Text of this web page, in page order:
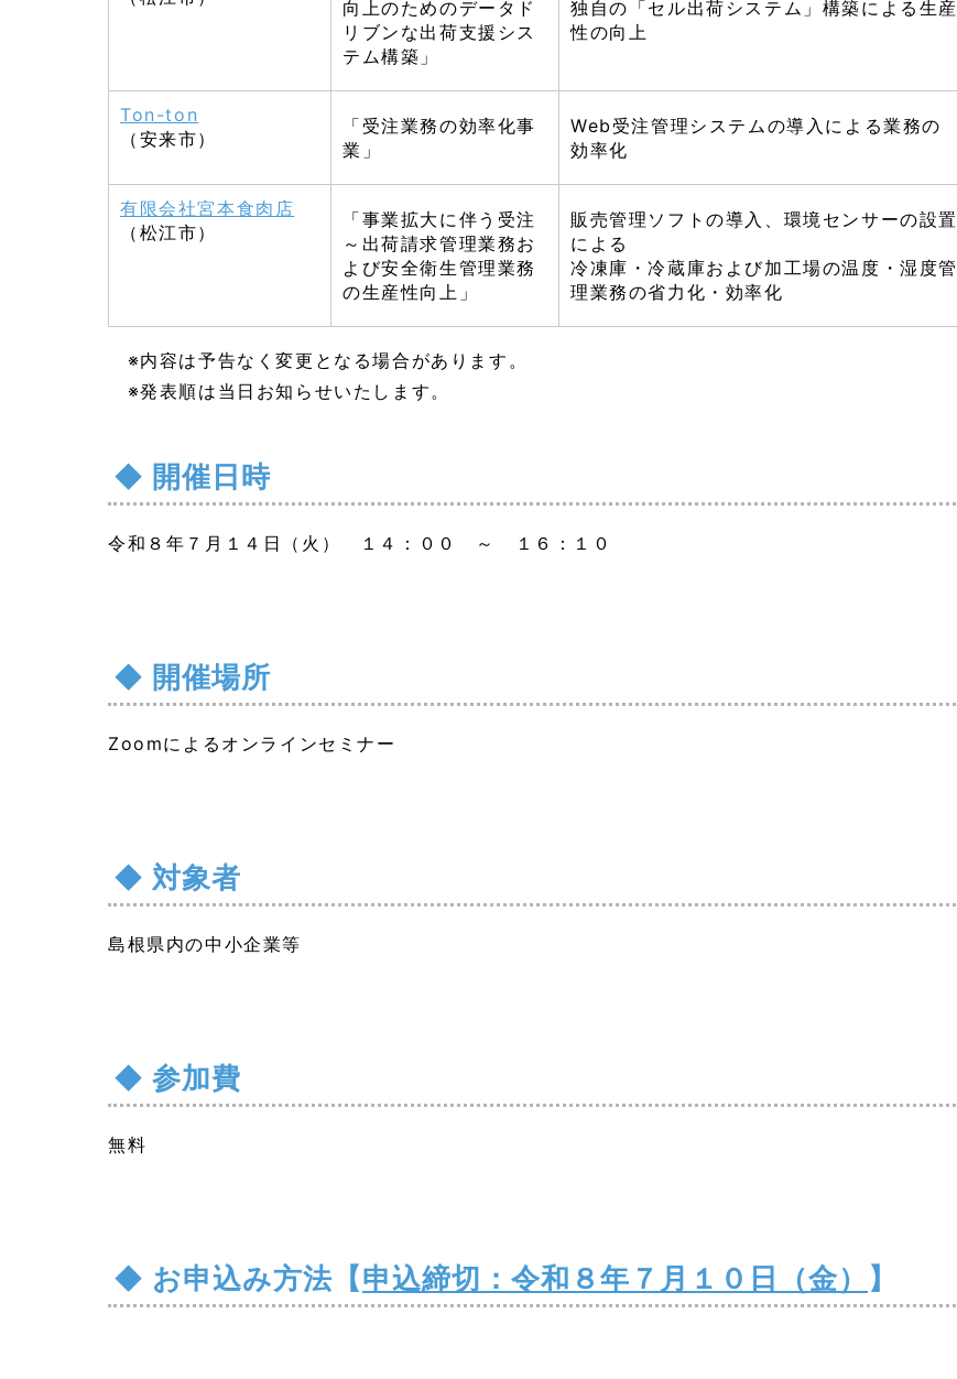
向上のためのデータド
リブンな出荷支援シス
テム構築」
独自の「セル出荷システム」構築による生産
性の向上
Ton-ton
（安来市）
「受注業務の効率化事
業」
Web受注管理システムの導入による業務の
効率化
有限会社宮本食肉店
（松江市）
「事業拡大に伴う受注
～出荷請求管理業務お
よび安全衛生管理業務
の生産性向上」
販売管理ソフトの導入、環境センサーの設置
による
冷凍庫・冷蔵庫および加工場の温度・湿度管
理業務の省力化・効率化
※内容は予告なく変更となる場合があります。
※発表順は当日お知らせいたします。
開催日時
令和８年７月１４日（火） １４：００ ～ １６：１０
開催場所
Zoomによるオンラインセミナー
対象者
島根県内の中小企業等
参加費
無料
お申込み方法【申込締切：令和８年７月１０日（金） 】